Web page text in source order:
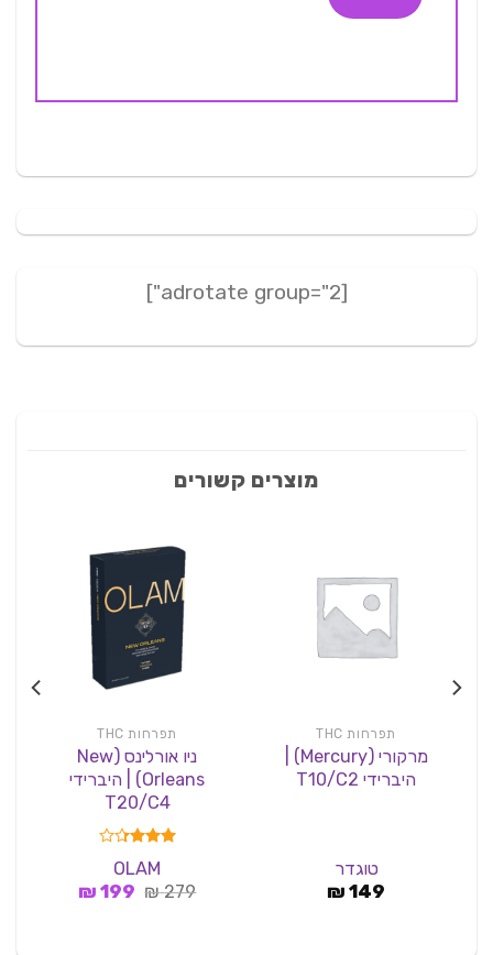
מוצרים קשורים
תפרחות THC
מרקורי (Mercury) |
היברידי T10/C2
טוגדר
149
₪
תפרחות THC
ניו אורלינס (New
Orleans) | היברידי
T20/C4
מתוך 5
OLAM
279
₪ המחיר
199
₪המחיר